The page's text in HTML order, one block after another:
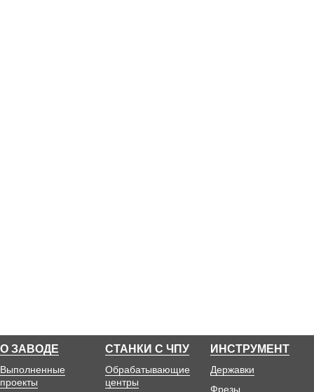
О ЗАВОДЕ
Выполненные
проекты
СТАНКИ С ЧПУ
Обрабатывающие
центры
ИНСТРУМЕНТ
Державки
Фрезы